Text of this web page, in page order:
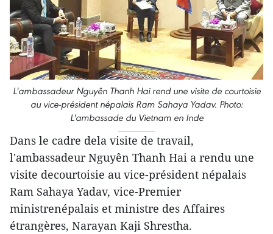
L'ambassadeur Nguyên Thanh Hai rend une visite de courtoisie
au vice-président népalais Ram Sahaya Yadav. Photo:
L'ambassade du Vietnam en Inde
Dans le cadre dela visite de travail,
l'ambassadeur Nguyên Thanh Hai a rendu une
visite decourtoisie au vice-président népalais
Ram Sahaya Yadav, vice-Premier
ministrenépalais et ministre des Affaires
étrangères, Narayan Kaji Shrestha.